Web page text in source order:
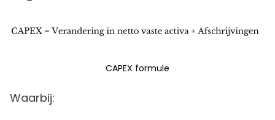
CAPEX formule
Waarbij: